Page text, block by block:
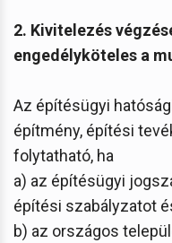
2. Kivitelezés
engedélyköteles a
Az építésügyi
építmény, építési
folytatható, ha
a) az építésügyi
építési szabályzatot
b) az országos